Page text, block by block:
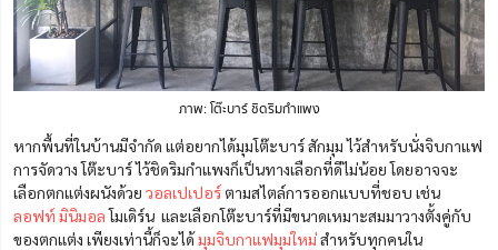
ภาพ: โต๊ะบาร์ ชิดริมกำแพง
หากพื้นที่ในบ้านมีจำกัด แต่อยากได้มุมโต๊ะบาร์ สักมุม ไว้สำหรับนั่งจิบกาแฟ
การจัดวาง โต๊ะบาร์ ไว้ชิดริมกำแพงก็เป็นทางเลือกที่ดีไม่น้อย โดยอาจจะ
เลือกตกแต่งผนังด้วย วอลเปเปอร์ตามสไตล์การออกแบบที่ชอบ เช่น
ลอฟท์ มินิมอลโมเดิร์น และเลือกโต๊ะบาร์ที่มีขนาดเหมาะสมมาวางตั้งคู่กับ
ของตกแต่ง เพียงเท่านี้ก็จะได้มุมจิบกาแฟมุมใหม่สำหรับทุกคนใน